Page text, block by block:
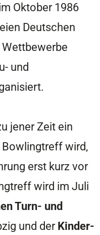
Oktober 1986
Deutschen
und
jener Zeit ein
wird,
erst kurz vor
wird im Juli
Turn- und
und derKinder-